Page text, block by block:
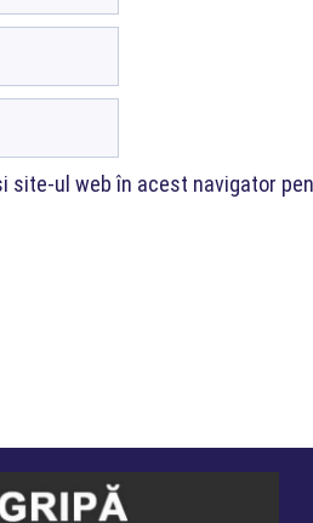
site-ul web în acest navigator